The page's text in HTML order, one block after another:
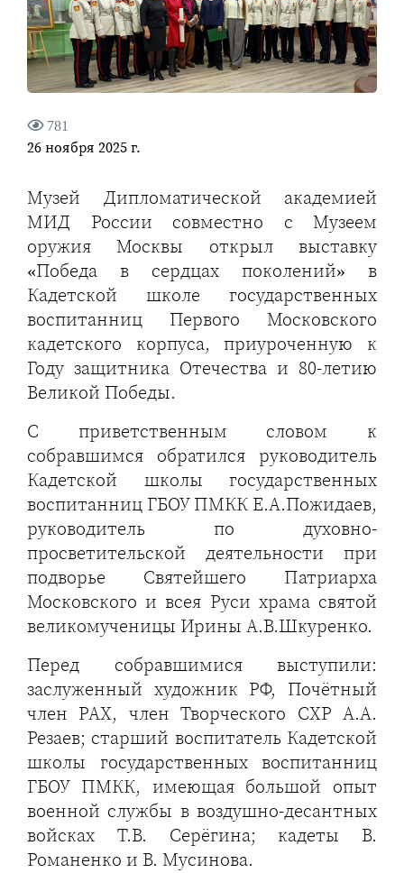
781
26 ноября 2025 г.
Музей Дипломатической академией
МИД России совместно с Музеем
оружия Москвы открыл выставку
«Победа в сердцах поколений» в
Кадетской школе государственных
воспитанниц Первого Московского
кадетского корпуса, приуроченную к
Году защитника Отечества и 80-летию
Великой Победы.
С приветственным словом к
собравшимся обратился руководитель
Кадетской школы государственных
воспитанниц ГБОУ ПМКК Е.А.Пожидаев,
руководитель по духовно-
просветительской деятельности при
подворье Святейшего Патриарха
Московского и всея Руси храма святой
великомученицы Ирины А.В.Шкуренко.
Перед собравшимися выступили:
заслуженный художник РФ, Почётный
член РАХ, член Творческого СХР А.А.
Резаев; старший воспитатель Кадетской
школы государственных воспитанниц
ГБОУ ПМКК, имеющая большой опыт
военной службы в воздушно-десантных
войсках Т.В. Серёгина; кадеты В.
Романенко и В. Мусинова.